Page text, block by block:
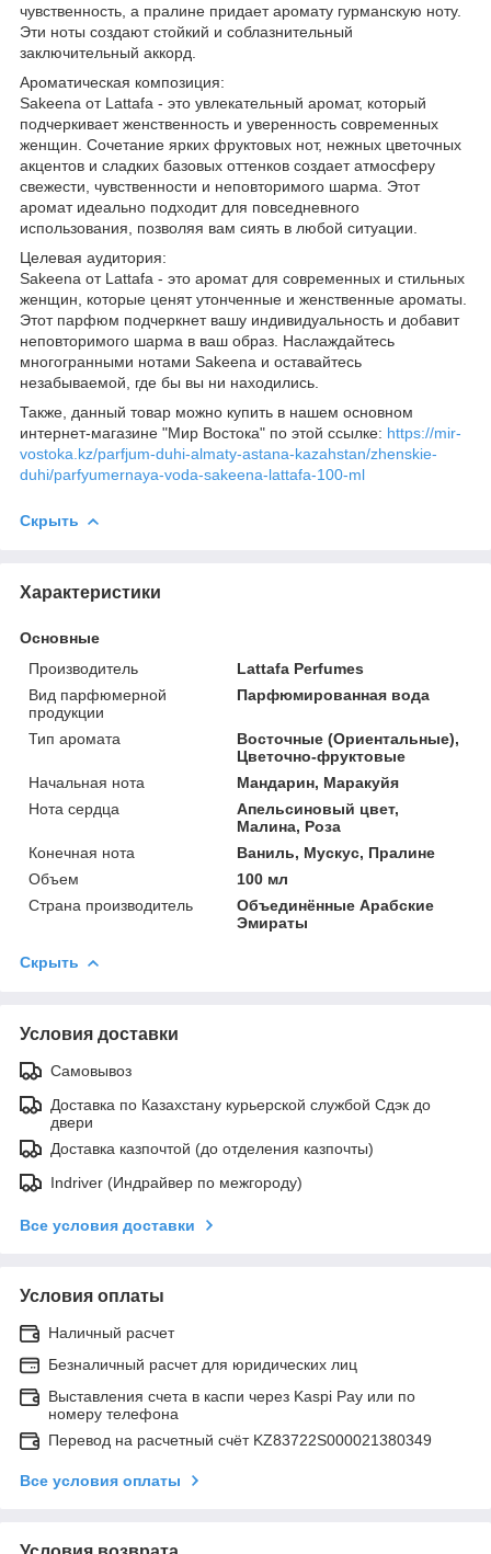
чувственность, а пралине придает аромату гурманскую ноту.
Эти ноты создают стойкий и соблазнительный
заключительный аккорд.
Ароматическая композиция:
Sakeena от Lattafa - это увлекательный аромат, который
подчеркивает женственность и уверенность современных
женщин. Сочетание ярких фруктовых нот, нежных цветочных
акцентов и сладких базовых оттенков создает атмосферу
свежести, чувственности и неповторимого шарма. Этот
аромат идеально подходит для повседневного
использования, позволяя вам сиять в любой ситуации.
Целевая аудитория:
Sakeena от Lattafa - это аромат для современных и стильных
женщин, которые ценят утонченные и женственные ароматы.
Этот парфюм подчеркнет вашу индивидуальность и добавит
неповторимого шарма в ваш образ. Наслаждайтесь
многогранными нотами Sakeena и оставайтесь
незабываемой, где бы вы ни находились.
Также, данный товар можно купить в нашем основном
интернет-магазине "Мир Востока" по этой ссылке: https://mir-
vostoka.kz/parfjum-duhi-almaty-astana-kazahstan/zhenskie-
duhi/parfyumernaya-voda-sakeena-lattafa-100-ml
Скрыть
Характеристики
Основные
Производитель
Lattafa Perfumes
Вид парфюмерной
продукции
Парфюмированная вода
Тип аромата
Восточные (Ориентальные),
Цветочно-фруктовые
Начальная нота
Мандарин, Маракуйя
Нота сердца
Апельсиновый цвет,
Малина, Роза
Конечная нота
Ваниль, Мускус, Пралине
Объем
100 мл
Страна производитель
Объединённые Арабские
Эмираты
Скрыть
Условия доставки
Самовывоз
Доставка по Казахстану курьерской службой Сдэк до
двери
Доставка казпочтой (до отделения казпочты)
Indriver (Индрайвер по межгороду)
Все условия доставки
Условия оплаты
Наличный расчет
Безналичный расчет для юридических лиц
Выставления счета в каспи через Kaspi Pay или по
номеру телефона
Перевод на расчетный счёт KZ83722S000021380349
Все условия оплаты